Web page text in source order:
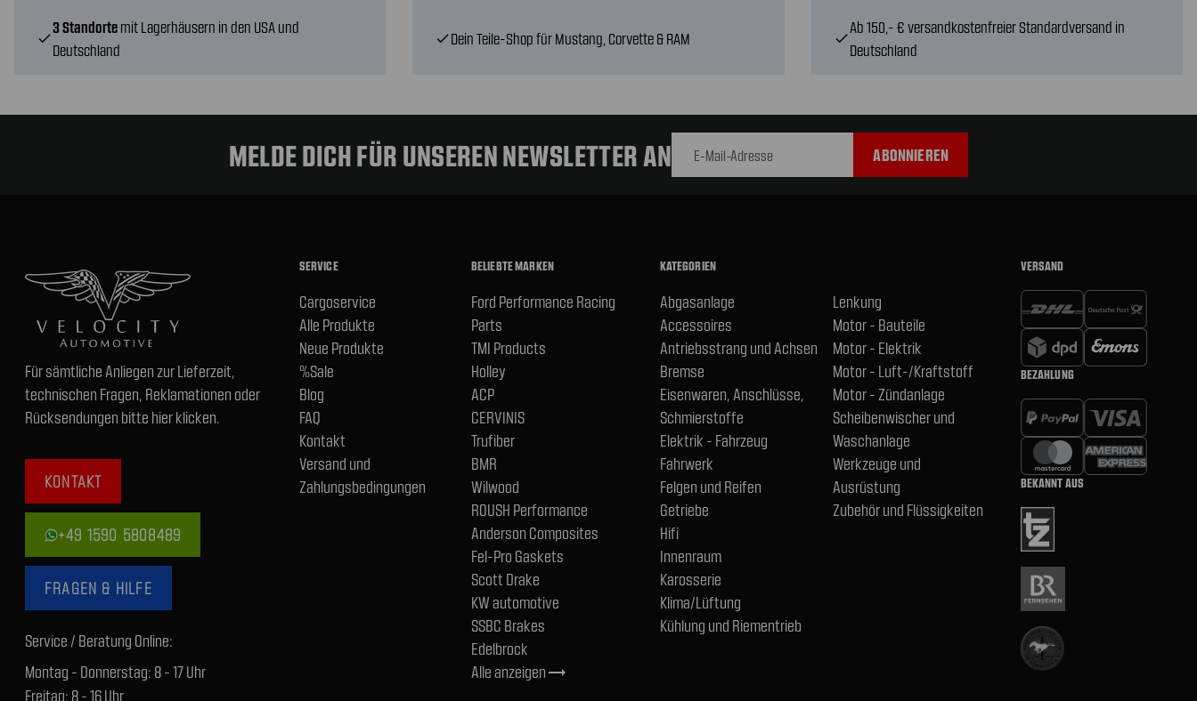
check
3 Standorte mit Lagerhäusern in den USA und
Deutschland
checkDein Teile-Shop für Mustang, Corvette & RAM check
Ab 150,- € versandkostenfreier Standardversand in
Deutschland
MELDE DICH FÜR UNSEREN NEWSLETTER AN
Für sämtliche Anliegen zur Lieferzeit,
technischen Fragen, Reklamationen oder
Rücksendungen bitte hier klicken.
KONTAKT
+49 1590 5808489
FRAGEN & HILFE
Service / Beratung Online:
Montag - Donnerstag: 8 - 17 Uhr
Freitag: 8 - 16 Uhr
SERVICE
Cargoservice
Alle Produkte
Neue Produkte
%Sale
Blog
FAQ
Kontakt
Versand und
Zahlungsbedingungen
BELIEBTE MARKEN
Ford Performance Racing
Parts
TMI Products
Holley
ACP
CERVINIS
Trufiber
BMR
Wilwood
ROUSH Performance
Anderson Composites
Fel-Pro Gaskets
Scott Drake
KW automotive
SSBC Brakes
Edelbrock
Alle anzeigentrending_flat
KATEGORIEN
Abgasanlage
Accessoires
Antriebsstrang und Achsen
Bremse
Eisenwaren, Anschlüsse,
Schmierstoffe
Elektrik - Fahrzeug
Fahrwerk
Felgen und Reifen
Getriebe
Hifi
Innenraum
Karosserie
Klima/Lüftung
Kühlung und Riementrieb
Lenkung
Motor - Bauteile
Motor - Elektrik
Motor - Luft-/Kraftstoff
Motor - Zündanlage
Scheibenwischer und
Waschanlage
Werkzeuge und
Ausrüstung
Zubehör und Flüssigkeiten
VERSAND
BEZAHLUNG
BEKANNT AUS